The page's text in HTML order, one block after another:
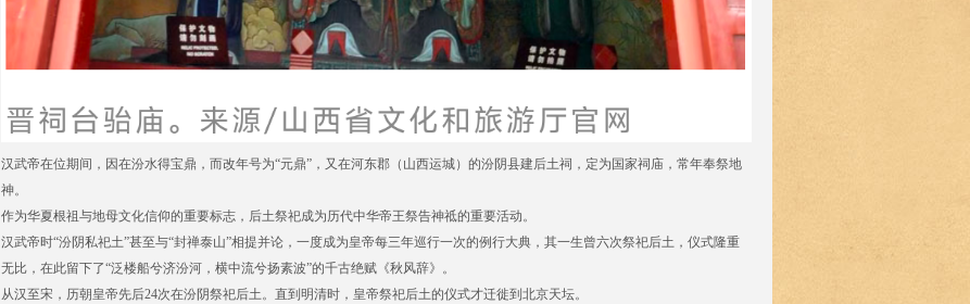
汉武帝在位期间，因在汾水得宝鼎，而改年号为“元鼎”，又在河东郡（山西运城）的汾阴县建后土祠，定为国家祠庙，常年奉祭地
神。
作为华夏根祖与地母文化信仰的重要标志，后土祭祀成为历代中华帝王祭告神祗的重要活动。
汉武帝时“汾阴私祀土”甚至与“封禅泰山”相提并论，一度成为皇帝每三年巡行一次的例行大典，其一生曾六次祭祀后土，仪式隆重
无比，在此留下了“泛楼船兮济汾河，横中流兮扬素波”的千古绝赋《秋风辞》。
从汉至宋，历朝皇帝先后24次在汾阴祭祀后土。直到明清时，皇帝祭祀后土的仪式才迁徙到北京天坛。